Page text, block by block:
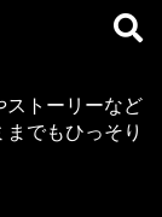
ストーリーなど
でもひっそり